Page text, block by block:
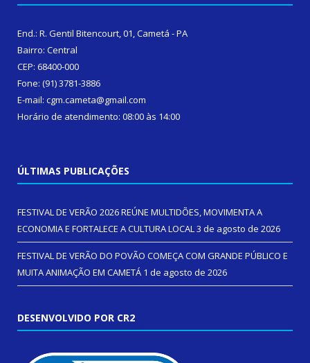
End.: R. Gentil Bitencourt, 01, Cametá - PA
Bairro: Central
CEP: 68400-000
Fone: (91) 3781-3886
E-mail: cgm.cameta@gmail.com
Horário de atendimento: 08:00 às 14:00
ÚLTIMAS PUBLICAÇÕES
FESTIVAL DE VERÃO 2026 REÚNE MULTIDÕES, MOVIMENTA A
ECONOMIA E FORTALECE A CULTURA LOCAL3 de agosto de 2026
FESTIVAL DE VERÃO DO POVÃO COMEÇA COM GRANDE PÚBLICO E
MUITA ANIMAÇÃO EM CAMETÁ 1 de agosto de 2026
DESENVOLVIDO POR CR2